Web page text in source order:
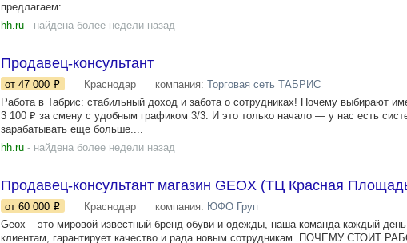
предлагаем:...
hh.ru - найдена более недели назад
Продавец-консультант
от 47 000 Краснодар компания: Торговая сеть ТАБРИС
Работа в Табрис: стабильный доход и забота о сотрудниках! Почему выбирают
3 100 ₽ за смену с удобным графиком 3/3. И это только начало — у нас есть
зарабатывать еще больше....
hh.ru - найдена более недели назад
Продавец-консультант магазин GEOX (ТЦ Красная
от 60 000 Краснодар компания: ЮФО Груп
Geox – это мировой известный бренд обуви и одежды, наша команда каждый день
клиентам, гарантирует качество и рада новым сотрудникам. ПОЧЕМУ СТОИТ